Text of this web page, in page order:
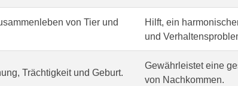
von Tier und
Hilft, ein
und
Trächtigkeit und Geburt.
Gewährleistet eine
von Nachkommen.